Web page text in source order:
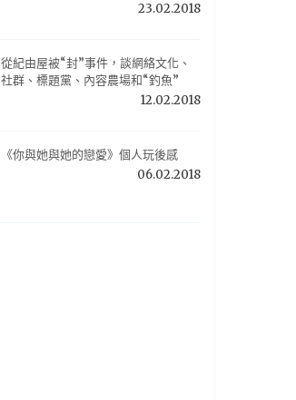
23.02.2018
從紀由屋被“封”事件，談網絡文化、
社群、標題黨、內容農場和“釣魚”
12.02.2018
《你與她與她的戀愛》個人玩後感
06.02.2018